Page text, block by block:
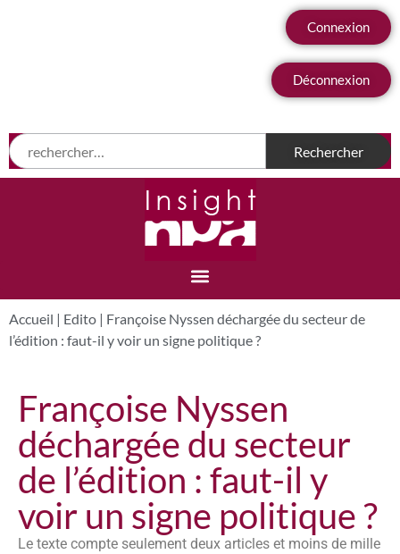
Connexion
Déconnexion
Accueil | Edito | Françoise Nyssen déchargée du secteur de
l’édition : faut-il y voir un signe politique ?
Françoise Nyssen
déchargée du secteur
de l’édition : faut-il y
voir un signe politique ?
Le texte compte seulement deux articles et moins de mille